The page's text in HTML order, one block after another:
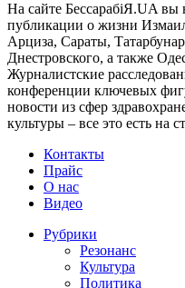
На сайте БессарабіЯ.UA вы
публикации о жизни
Арциза, Сараты,
Днестровского, а также
Журналистские
конференции ключевых
новости из сфер
культуры – все это есть на
Контакты
Прайс
О нас
Видео
Рубрики
Резонанс
Культура
Политика